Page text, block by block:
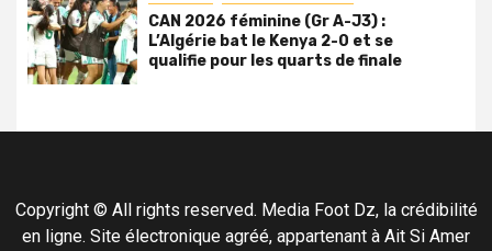
CAN 2026 féminine (Gr A-J3) :
L’Algérie bat le Kenya 2-0 et se
qualifie pour les quarts de finale
Copyright © All rights reserved. Media Foot Dz, la crédibilité
en ligne. Site électronique agréé, appartenant à Ait Si Amer